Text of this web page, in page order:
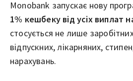
Monobank запускає нову
1% кешбеку від усіх виплат
стосується не лише
відпускних, лікарняних,
нарахувань.